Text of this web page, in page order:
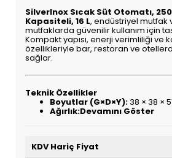
SilverInox Sıcak Süt Otomatı,
Kapasiteli, 16 L, endüstriyel mutfak
mutfaklarda güvenilir kullanım için
Kompakt yapısı, enerji verimliliği ve
özellikleriyle bar, restoran ve
sağlar.
Teknik Özellikler
Boyutlar (G×D×Y):38 × 38 ×
Ağırlık:Devamını Göster
KDV Hariç Fiyat